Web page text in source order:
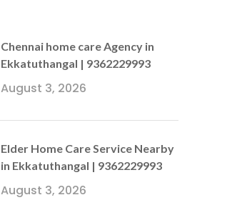
Chennai home care Agency in
Ekkatuthangal | 9362229993
August 3, 2026
Elder Home Care Service Nearby
in Ekkatuthangal | 9362229993
August 3, 2026